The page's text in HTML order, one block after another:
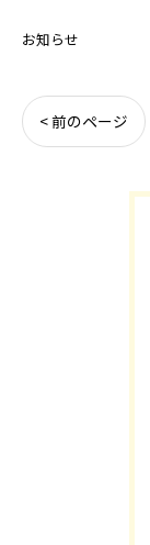
お知らせ
< 前のページ